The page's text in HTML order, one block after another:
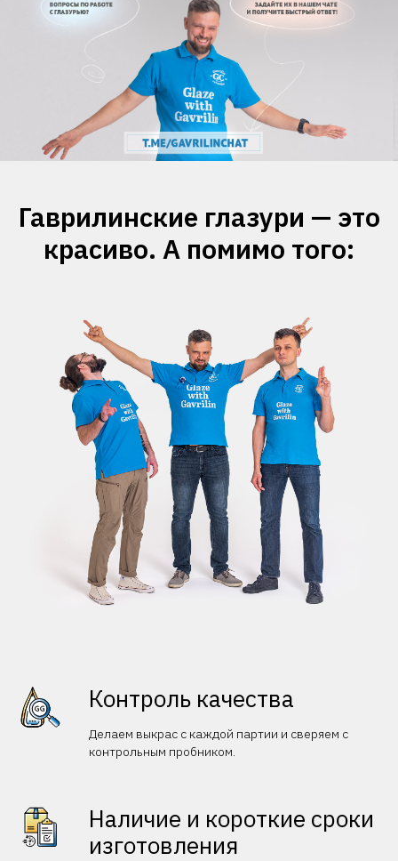
Гаврилинские глазури — это
красиво. А помимо того:
Контроль качества
Делаем выкрас с каждой партии и сверяем с
контрольным пробником.
Наличие и короткие сроки
изготовления